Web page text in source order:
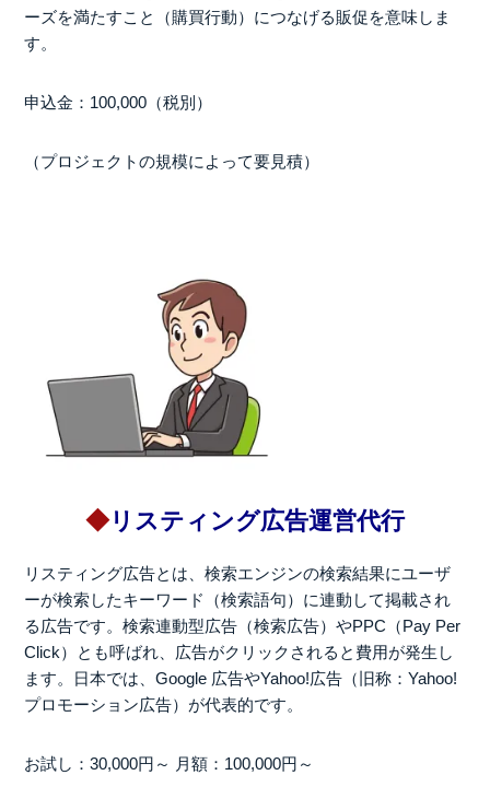
ーズを満たすこと（購買行動）につなげる販促を意味しま
す。
申込金：100,000（税別）
（プロジェクトの規模によって要見積）
◆リスティング広告運営代行
リスティング広告とは、検索エンジンの検索結果にユーザ
ーが検索したキーワード（検索語句）に連動して掲載され
る広告です。検索連動型広告（検索広告）やPPC（Pay Per
Click）とも呼ばれ、広告がクリックされると費用が発生し
ます。日本では、Google 広告やYahoo!広告（旧称：Yahoo!
プロモーション広告）が代表的です。
お試し：30,000円～ 月額：100,000円～